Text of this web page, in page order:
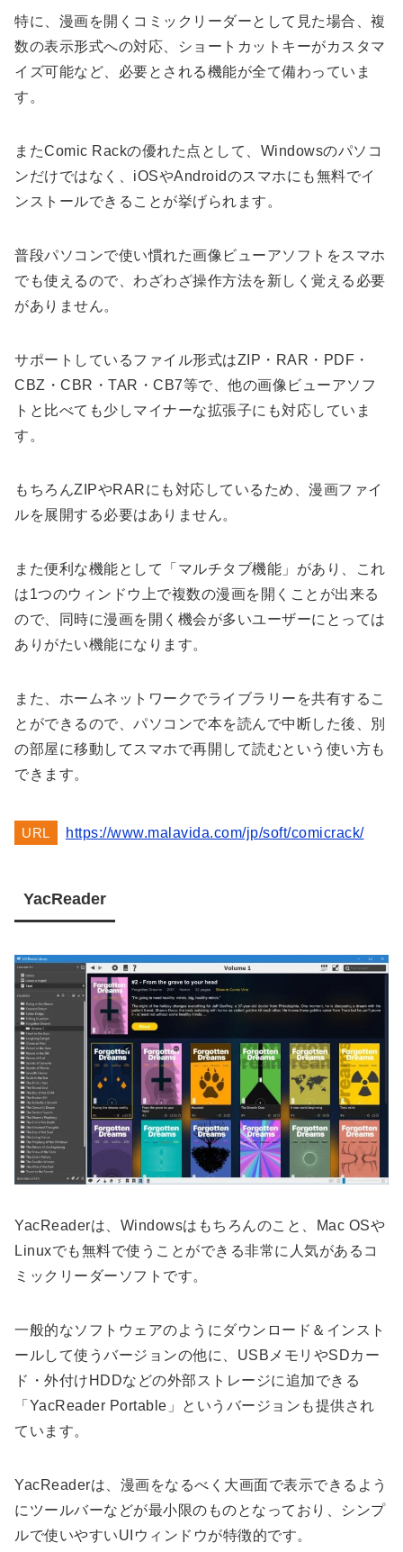
特に、漫画を開くコミックリーダーとして見た場合、複
数の表示形式への対応、ショートカットキーがカスタマ
イズ可能など、必要とされる機能が全て備わっていま
す。
またComic Rackの優れた点として、Windowsのパソコ
ンだけではなく、iOSやAndroidのスマホにも無料でイ
ンストールできることが挙げられます。
普段パソコンで使い慣れた画像ビューアソフトをスマホ
でも使えるので、わざわざ操作方法を新しく覚える必要
がありません。
サポートしているファイル形式はZIP・RAR・PDF・
CBZ・CBR・TAR・CB7等で、他の画像ビューアソフ
トと比べても少しマイナーな拡張子にも対応していま
す。
もちろんZIPやRARにも対応しているため、漫画ファイ
ルを展開する必要はありません。
また便利な機能として「マルチタブ機能」があり、これ
は1つのウィンドウ上で複数の漫画を開くことが出来る
ので、同時に漫画を開く機会が多いユーザーにとっては
ありがたい機能になります。
また、ホームネットワークでライブラリーを共有するこ
とができるので、パソコンで本を読んで中断した後、別
の部屋に移動してスマホで再開して読むという使い方も
できます。
URL https://www.malavida.com/jp/soft/comicrack/
YacReader
YacReaderは、Windowsはもちろんのこと、Mac OSや
Linuxでも無料で使うことができる非常に人気があるコ
ミックリーダーソフトです。
一般的なソフトウェアのようにダウンロード＆インスト
ールして使うバージョンの他に、USBメモリやSDカー
ド・外付けHDDなどの外部ストレージに追加できる
「YacReader Portable」というバージョンも提供され
ています。
YacReaderは、漫画をなるべく大画面で表示できるよう
にツールバーなどが最小限のものとなっており、シンプ
ルで使いやすいUIウィンドウが特徴的です。